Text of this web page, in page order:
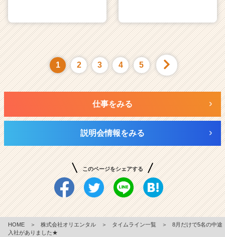
1 2 3 4 5
仕事をみる
説明会情報をみる
このページをシェアする
HOME ＞ 株式会社オリエンタル ＞ タイムライン一覧 ＞
8月だけで5名の中途
入社がありました★